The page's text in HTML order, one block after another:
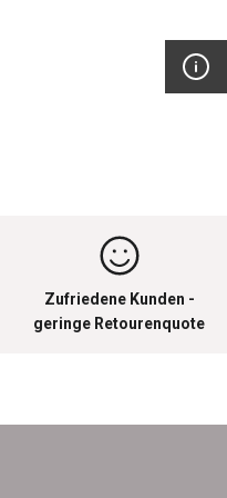
Sternen
Zufriedene Kunden -
geringe Retourenquote